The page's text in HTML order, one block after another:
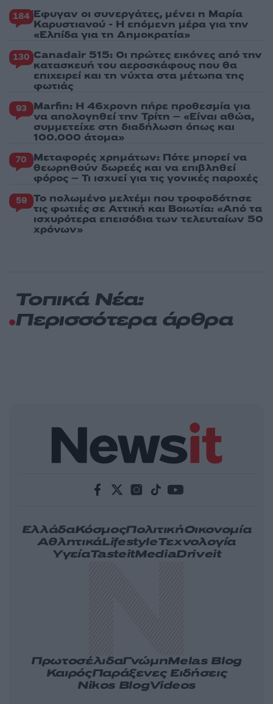
184 Έφυγαν οι συνεργάτες, μένει η Μαρία
Καρυστιανού - Η επόμενη μέρα για την
«Ελπίδα για τη Δημοκρατία»
130 Canadair 515: Οι πρώτες εικόνες από την
κατασκευή του αεροσκάφους που θα
επιχειρεί και τη νύχτα στα μέτωπα της
φωτιάς
93 Marfin: Η 46χρονη πήρε προθεσμία για
να απολογηθεί την Τρίτη – «Είναι αθώα,
συμμετείχε στη διαδήλωση όπως και
100.000 άτομα»
70 Μεταφορές χρημάτων: Πότε μπορεί να
θεωρηθούν δωρεές και να επιβληθεί
φόρος – Τι ισχυεί για τις γονικές παροχές
59 Το πολωμένο μελτέμι που τροφοδότησε
τις φωτιές σε Αττική και Βοιωτία: «Από τα
ισχυρότερα επεισόδια των τελευταίων 50
χρόνων»
Τοπικά Νέα:
Περισσότερα άρθρα
ΕλλάδαΚόσμοςΠολιτικήΟικονομία
ΑθλητικάLifestyleΤεχνολογία
ΥγείαTasteitMediaDriveit
ΠρωτοσέλιδαΓνώμηMelas Blog
ΚαιρόςΠαράξενες Ειδήσεις
Nikos BlogVideos